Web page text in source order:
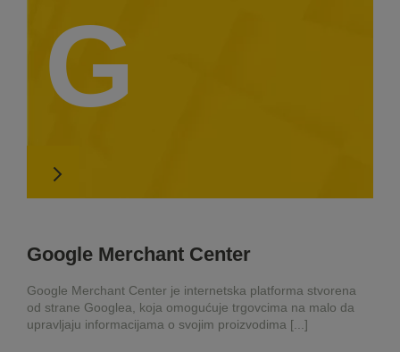
G
Google Merchant Center
Google Merchant Center je internetska platforma stvorena
od strane Googlea, koja omogućuje trgovcima na malo da
upravljaju informacijama o svojim proizvodima [...]